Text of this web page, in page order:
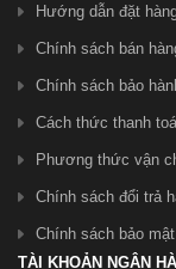
Hướng dẫn đặt
Chính sách bán
Chính sách bảo
Cách thức thanh
Phương thức vận
Chính sách đổi trả
Chính sách bảo
TÀI KHOẢN NGÂN